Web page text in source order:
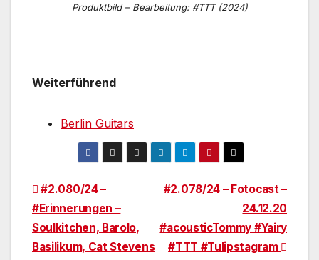
Produktbild – Bearbeitung: #TTT (2024)
Weiterführend
Berlin Guitars
Beitragsnavigation
#2.078/24 – Fotocast –
24.12.20
#acousticTommy #Yairy
#TTT #Tulipstagram
#2.080/24 –
#Erinnerungen –
Soulkitchen, Barolo,
Basilikum, Cat Stevens